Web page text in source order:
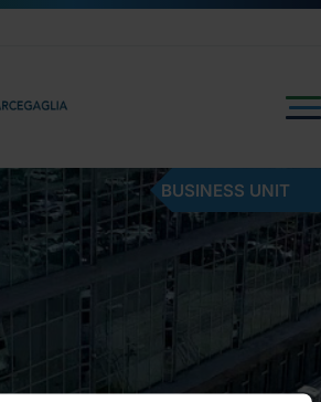
BUSINESS UNIT